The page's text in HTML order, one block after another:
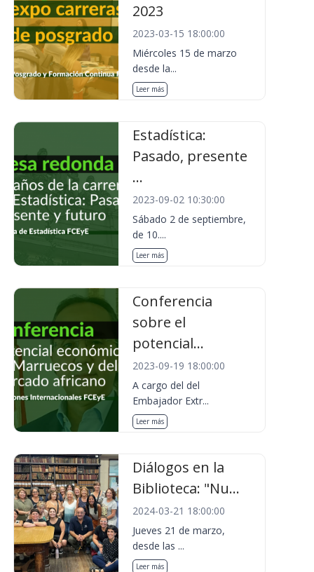
2023
2023-03-15 18:00:00
Miércoles 15 de marzo
desde la...
Leer más
Estadística:
Pasado, presente
...
2023-09-02 10:30:00
Sábado 2 de septiembre,
de 10....
Leer más
Conferencia
sobre el
potencial...
2023-09-19 18:00:00
A cargo del del
Embajador Extr...
Leer más
Diálogos en la
Biblioteca: "Nu...
2024-03-21 18:00:00
Jueves 21 de marzo,
desde las ...
Leer más